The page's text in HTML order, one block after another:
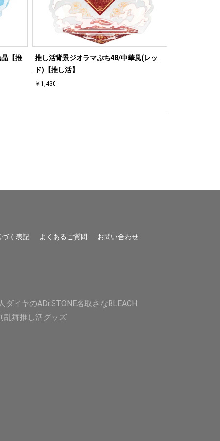
【推
推し活背景ジオラマぷち48/中華風(レッ
ド)【推し活】
￥1,430
く表記 よくあるご質問 お問い合わせ
ダイヤのADr.STONE名取さなBLEACH
乱舞推し活グッズ